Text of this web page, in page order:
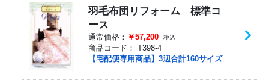
羽毛布団リフォーム 標準コ
ース
通常価格： ￥57,200 税込
商品コード： T398-4
【宅配便専用商品】3辺合計160サイズ